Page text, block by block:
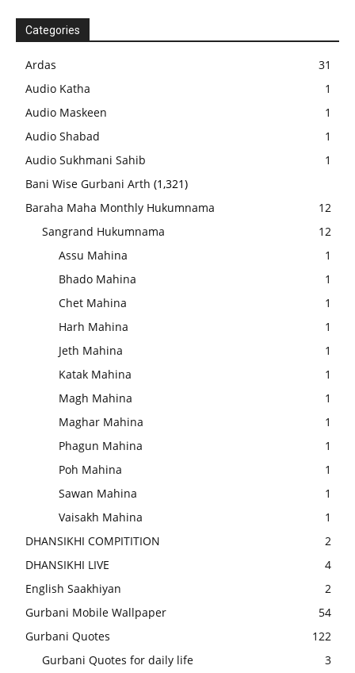
Categories
Ardas
31
Audio Katha
1
Audio Maskeen
1
Audio Shabad
1
Audio Sukhmani Sahib
1
Bani Wise Gurbani Arth (1,321)
Baraha Maha Monthly Hukumnama
12
Sangrand Hukumnama
12
Assu Mahina
1
Bhado Mahina
1
Chet Mahina
1
Harh Mahina
1
Jeth Mahina
1
Katak Mahina
1
Magh Mahina
1
Maghar Mahina
1
Phagun Mahina
1
Poh Mahina
1
Sawan Mahina
1
Vaisakh Mahina
1
DHANSIKHI COMPITITION
2
DHANSIKHI LIVE
4
English Saakhiyan
2
Gurbani Mobile Wallpaper
54
Gurbani Quotes
122
Gurbani Quotes for daily life
3